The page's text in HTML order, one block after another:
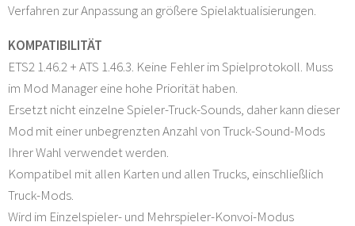
Verfahren zur Anpassung an größere Spielaktualisierungen.
KOMPATIBILITÄT
ETS2 1.46.2 + ATS 1.46.3. Keine Fehler im Spielprotokoll. Muss
im Mod Manager eine hohe Priorität haben.
Ersetzt nicht einzelne Spieler-Truck-Sounds, daher kann dieser
Mod mit einer unbegrenzten Anzahl von Truck-Sound-Mods
Ihrer Wahl verwendet werden.
Kompatibel mit allen Karten und allen Trucks, einschließlich
Truck-Mods.
Wird im Einzelspieler- und Mehrspieler-Konvoi-Modus